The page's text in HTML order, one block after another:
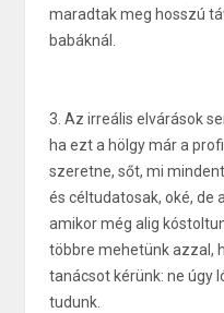
maradtak meg hosszú
babáknál.
3. Az irreális elvárások
ha ezt a hölgy már a
szeretne, sőt, mi
és céltudatosak, oké, de
amikor még alig
többre mehetünk azzal,
tanácsot kérünk: ne úgy
tudunk.